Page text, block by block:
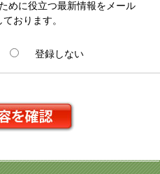
めに役立つ最新情報をメール
おります。
登録しない